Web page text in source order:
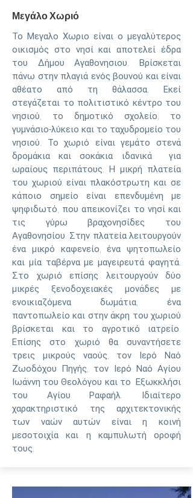
Μεγάλο Χωριό
Το Μεγαλο Χωριο είναι ο μεγαλύτερος
οικισμός στο νησί και αποτελεί έδρα
του Δήμου Αγαθονησιου. Βρίσκεται
πάνω στην πλαγιά ενός βουνού και είναι
αθέατο από τη θάλασσα. Εκεί
στεγάζεται το πολιτιστικό κέντρο του
νησιού, το δημοτικό σχολείο, το
γυμνάσιο-λύκειο και το ταχυδρομείο του
νησιού. Το χωριό είναι γεμάτο στενά
δρομάκια και σοκάκια ιδανικά για
ωραίους περιπάτους. Η μικρή πλατεία
του χωριού είναι πλακόστρωτη και σε
κάποιο σημείο είναι επενδυμένη με
ψηφιδωτό, που απεικονίζει το νησί και
τις γύρω βραχονησίδες του
Αγαθονησίου. Στην πλατεία λειτουργούν
ένα μικρό καφενείο, ένα ψητοπωλείο
και μία ταβέρνα με μαγειρευτά φαγητά.
Στο χωριό επίσης λειτουργούν δύο
μικρές ξενοδοχειακές μονάδες με
ενοικιαζόμενα δωμάτια, ένα
παντοπωλείο και στην άκρη του χωριού
βρίσκεται και το αγροτικό ιατρείο.
Επίσης στο χωριό θα συναντήσετε
τρεις μικρούς ναούς, τον Ιερό Ναό
Ζωοδόχου Πηγής, τον Ιερό Ναό Αγίου
Ιωάννη του Θεολόγου και το Εξωκκλήσι
του Αγίου Ραφαήλ. Ιδιαίτερο
χαρακτηριστικό της αρχιτεκτονικής
των ναών αυτών είναι η κοινή
μεσοτοιχία και η καμπυλωτή οροφή
τους.